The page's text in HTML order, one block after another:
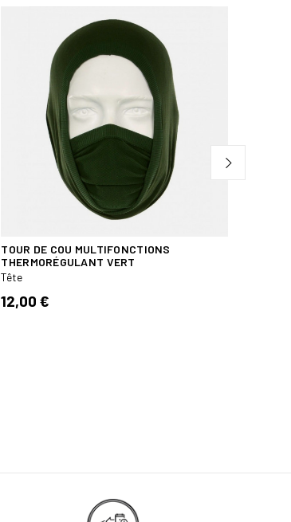
TOUR DE COU MULTIFONCTIONS
THERMORÉGULANT VERT
Tête
12,00 €